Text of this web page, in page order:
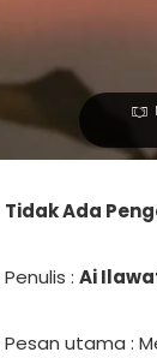
Tidak Ada
Penulis : Ai
Pesan utama :